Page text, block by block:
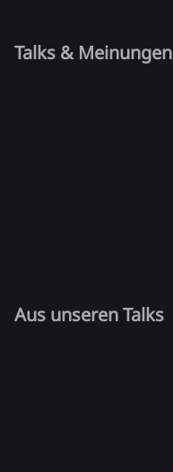
Talks & Meinungen
Aus unseren Talks